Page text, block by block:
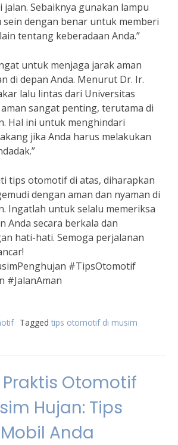
jalan. Sebaiknya gunakan lampu
sein dengan benar untuk memberi
tentang keberadaan Anda.”
untuk menjaga jarak aman
di depan Anda. Menurut Dr. Ir.
lalu lintas dari Universitas
aman sangat penting, terutama di
Hal ini untuk menghindari
jika Anda harus melakukan
tips otomotif di atas, diharapkan
dengan aman dan nyaman di
Ingatlah untuk selalu memeriksa
Anda secara berkala dan
hati-hati. Semoga perjalanan
#TipsOtomotif
#JalanAman
Tagged tips otomotif di musim
Otomotif
Hujan: Tips
Anda